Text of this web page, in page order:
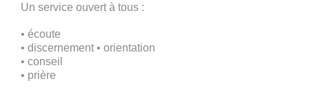
Un service ouvert à tous :
• écoute
• discernement • orientation
• conseil
• prière